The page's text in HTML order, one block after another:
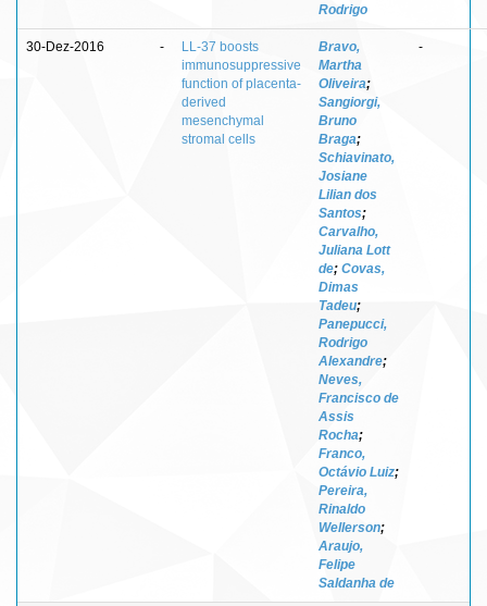
Rodrigo
30-Dez-2016 -
LL-37 boosts
immunosuppressive
function of placenta-
derived
mesenchymal
stromal cells
Bravo,
Martha
Oliveira;
Sangiorgi,
Bruno
Braga;
Schiavinato,
Josiane
Lilian dos
Santos;
Carvalho,
Juliana Lott
de; Covas,
Dimas
Tadeu;
Panepucci,
Rodrigo
Alexandre;
Neves,
Francisco de
Assis
Rocha;
Franco,
Octávio Luiz;
Pereira,
Rinaldo
Wellerson;
Araujo,
Felipe
Saldanha de
-